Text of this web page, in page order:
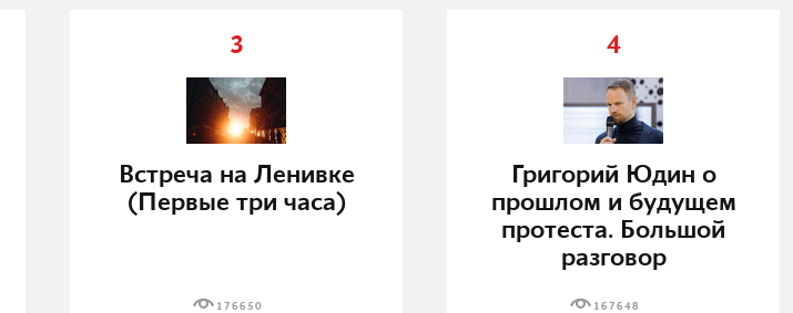
3
Встреча на Ленивке
(Первые три часа)
176650
4
Григорий Юдин о
прошлом и будущем
протеста. Большой
разговор
167648